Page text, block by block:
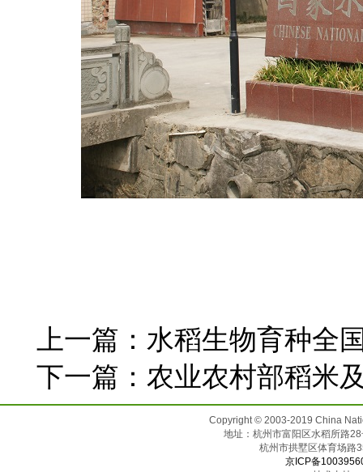
上一篇： 水稻生物育种全
下一篇： 农业农村部稻米
Copyright © 2003-2019 China
地址：杭州市富阳区水稻所路
杭州市拱墅区体
京ICP备